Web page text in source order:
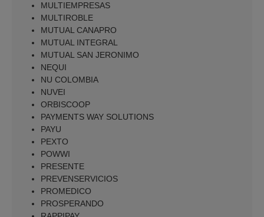
MULTIEMPRESAS
MULTIROBLE
MUTUAL CANAPRO
MUTUAL INTEGRAL
MUTUAL SAN JERONIMO
NEQUI
NU COLOMBIA
NUVEI
ORBISCOOP
PAYMENTS WAY SOLUTIONS
PAYU
PEXTO
POWWI
PRESENTE
PREVENSERVICIOS
PROMEDICO
PROSPERANDO